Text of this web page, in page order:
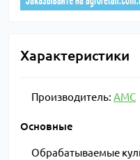
Характеристики
Производитель: AMC
Основные
Обрабатываемые